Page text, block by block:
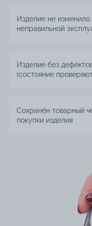
Изделие не изменило
неправильной
Изделие без
(состояние
Сохранён товарный
покупки изделия